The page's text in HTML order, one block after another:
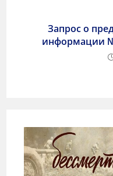
Запрос о
информации №